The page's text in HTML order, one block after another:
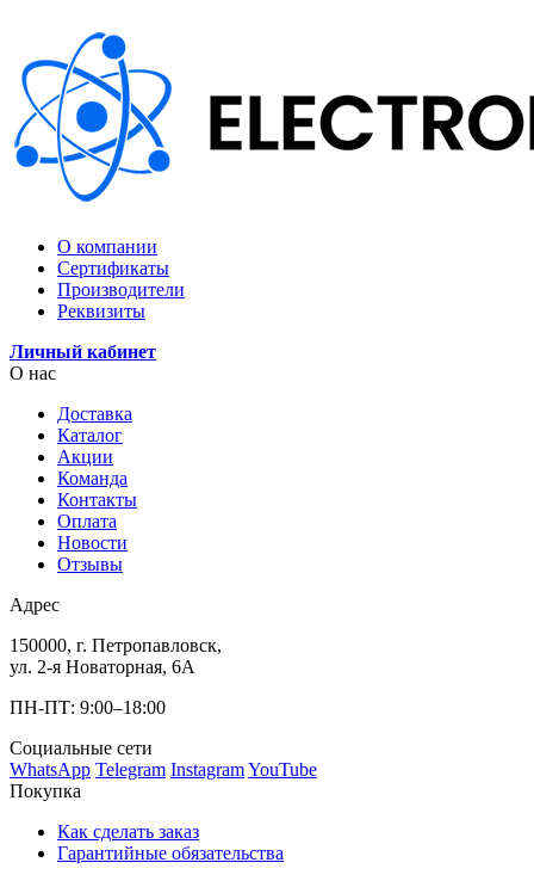
О компании
Сертификаты
Производители
Реквизиты
Личный кабинет
О нас
Доставка
Каталог
Акции
Команда
Контакты
Оплата
Новости
Отзывы
Адрес
150000, г. Петропавловск,
ул. 2-я Новаторная, 6А
ПН-ПТ: 9:00–18:00
Социальные сети
WhatsApp Telegram InstagramYouTube
Покупка
Как сделать заказ
Гарантийные обязательства